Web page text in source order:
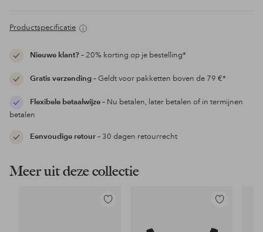
Productspecificatie
Nieuwe klant?– 20% korting op je bestelling*
Gratis verzending– Geldt voor pakketten boven de 79 €*
Flexibele betaalwijze– Nu betalen, later betalen of in termijnen
betalen
Eenvoudige retour– 30 dagen retourrecht
Meer uit deze collectie
Toevoegen
Toevoegen
favorieten